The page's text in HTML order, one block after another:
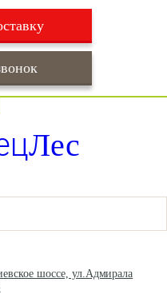
36-93
Лес
шоссе, ул.Адмирала